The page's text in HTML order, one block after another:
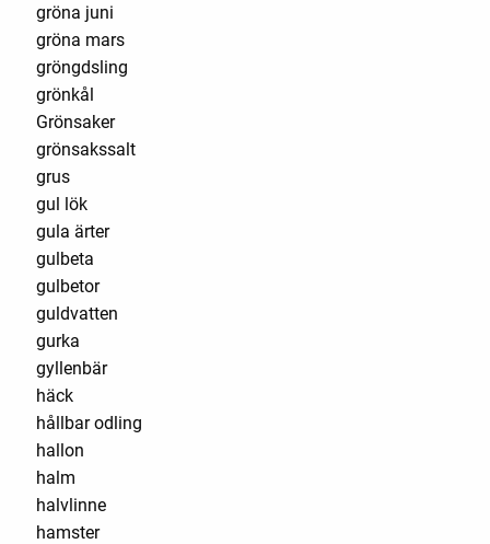
gröna juni
gröna mars
gröngdsling
grönkål
Grönsaker
grönsakssalt
grus
gul lök
gula ärter
gulbeta
gulbetor
guldvatten
gurka
gyllenbär
häck
hållbar odling
hallon
halm
halvlinne
hamster